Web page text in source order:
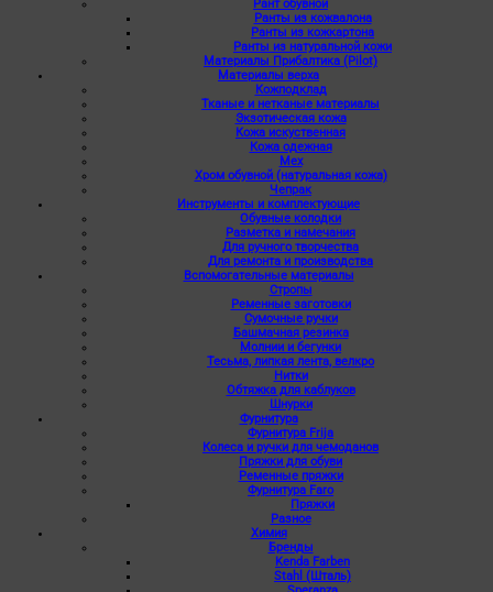
Рант обувной
Ранты из кожвалона
Ранты из кожкартона
Ранты из натуральной кожи
Материалы Прибалтика (Pilot)
Материалы верха
Кожподклад
Тканые и нетканые материалы
Экзотическая кожа
Кожа искуственная
Кожа одежная
Мех
Хром обувной (натуральная кожа)
Чепрак
Инструменты и комплектующие
Обувные колодки
Разметка и намечания
Для ручного творчества
Для ремонта и производства
Вспомогательные материалы
Стропы
Ременные заготовки
Сумочные ручки
Башмачная резинка
Молнии и бегунки
Тесьма, липкая лента, велкро
Нитки
Обтяжка для каблуков
Шнурки
Фурнитура
Фурнитура Frija
Колеса и ручки для чемоданов
Пряжки для обуви
Ременные пряжки
Фурнитура Faro
Пряжки
Разное
Химия
Бренды
Kenda Farben
Stahl (Шталь)